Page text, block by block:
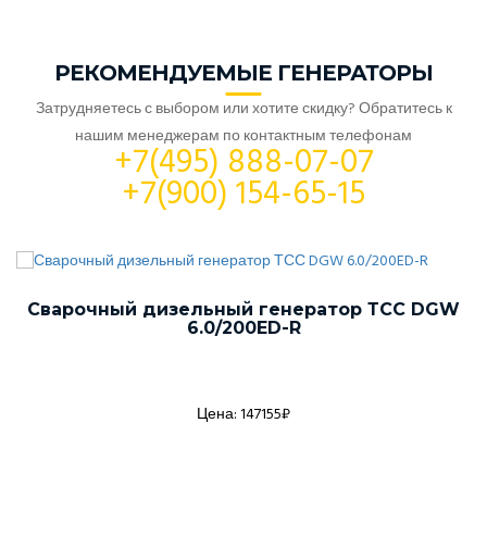
РЕКОМЕНДУЕМЫЕ ГЕНЕРАТОРЫ
Затрудняетесь с выбором или хотите скидку? Обратитесь к
нашим менеджерам по контактным телефонам
+7(495) 888-07-07
+7(900) 154-65-15
Сварочный дизельный генератор ТСС DGW
6.0/200ED-R
Цена: 147155₽